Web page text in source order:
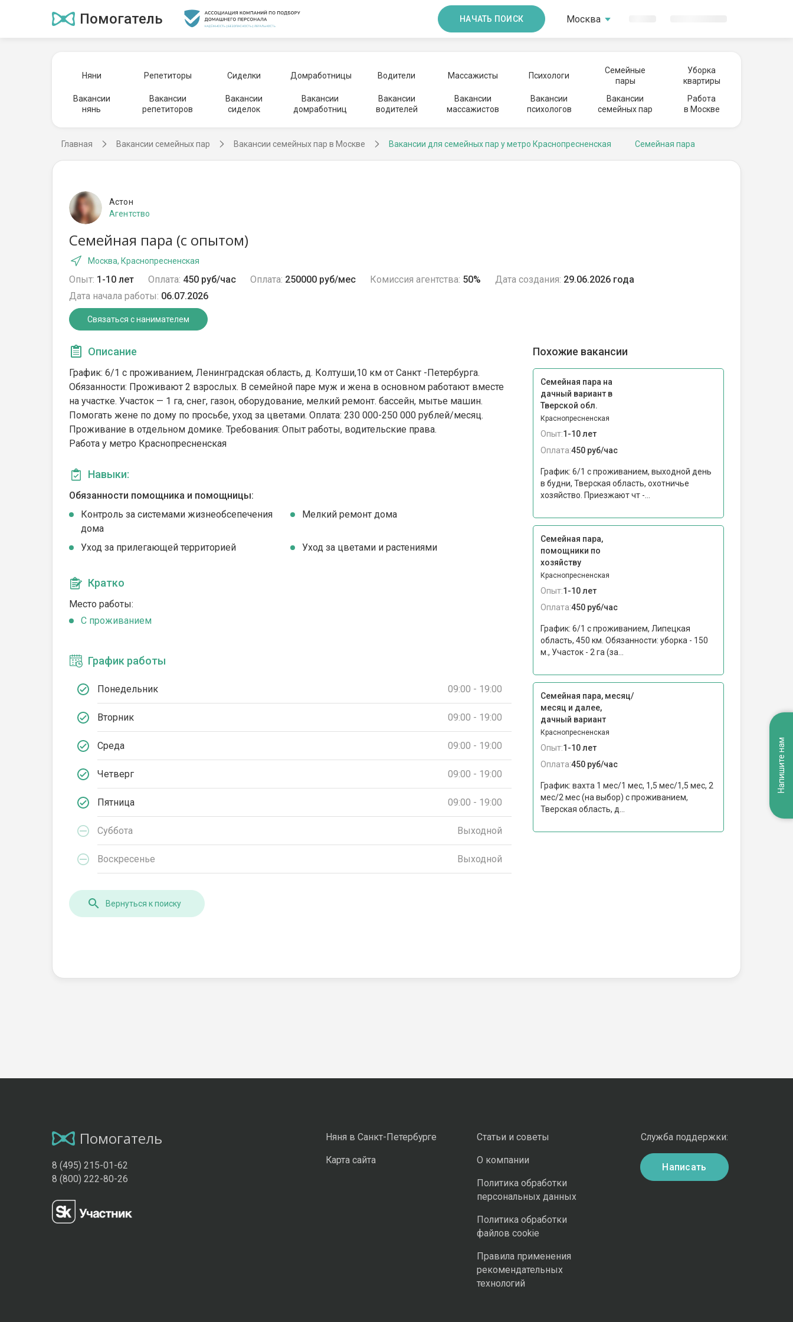
Помогатель НАЧАТЬ ПОИСК Москва
Няни Репетиторы Сиделки Домработницы Водители Массажисты Психологи
Семейные
пары
Уборка
квартиры
Вакансии
нянь
Вакансии
репетиторов
Вакансии
сиделок
Вакансии
домработниц
Вакансии
водителей
Вакансии
массажистов
Вакансии
психологов
Вакансии
семейных пар
Работа
в Москве
Главная Вакансии семейных пар Вакансии семейных пар в Москве Вакансии для семейных пар у метро Краснопресненская Семейная пара
Астон
Агентство
Семейная пара (с опытом)
Москва, Краснопресненская
Опыт: 1-10 лет Оплата: 450 руб/час Оплата: 250000 руб/мес Комиссия агентства: 50% Дата создания: 29.06.2026 года
Дата начала работы: 06.07.2026
Связаться с нанимателем
Описание
График: 6/1 с проживанием, Ленинградская область, д. Колтуши,10 км от Санкт -Петербурга.
Обязанности: Проживают 2 взрослых. В семейной паре муж и жена в основном работают вместе
на участке. Участок — 1 га, снег, газон, оборудование, мелкий ремонт. бассейн, мытье машин.
Помогать жене по дому по просьбе, уход за цветами. Оплата: 230 000-250 000 рублей/месяц.
Проживание в отдельном домике. Требования: Опыт работы, водительские права.
Работа у метро Краснопресненская
Навыки:
Обязанности помощника и помощницы:
Контроль за системами жизнеобсепечения
дома
Мелкий ремонт дома
Уход за прилегающей территорией Уход за цветами и растениями
Кратко
Место работы:
C проживанием
График работы
Понедельник 09:00 - 19:00
Вторник 09:00 - 19:00
Среда 09:00 - 19:00
Четверг 09:00 - 19:00
Пятница 09:00 - 19:00
Суббота Выходной
Воскресенье Выходной
Похожие вакансии
Семейная пара на
дачный вариант в
Тверской обл.
Краснопресненская
Опыт:1-10 лет
Оплата:450 руб/час
График: 6/1 с проживанием, выходной день
в будни, Тверская область, охотничье
хозяйство. Приезжают чт -...
Семейная пара,
помощники по
хозяйству
Краснопресненская
Опыт:1-10 лет
Оплата:450 руб/час
График: 6/1 с проживанием, Липецкая
область, 450 км. Обязанности: уборка - 150
м., Участок - 2 га (за...
Семейная пара, месяц/
месяц и далее,
дачный вариант
Краснопресненская
Опыт:1-10 лет
Оплата:450 руб/час
График: вахта 1 мес/1 мес, 1,5 мес/1,5 мес, 2
мес/2 мес (на выбор) с проживанием,
Тверская область, д...
Вернуться к поиску
Помогатель
8 (495) 215-01-62
8 (800) 222-80-26
Няня в Санкт-Петербурге
Карта сайта
Статьи и советы
О компании
Политика обработки
персональных данных
Политика обработки
файлов cookie
Правила применения
рекомендательных
технологий
Служба поддержки:
Написать
Напишите нам